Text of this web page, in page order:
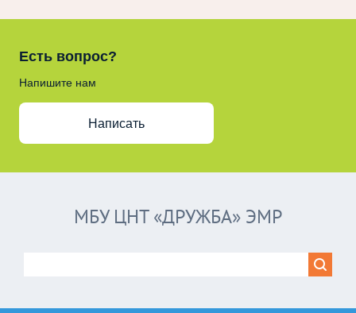
Есть вопрос?
Напишите нам
Написать
МБУ ЦНТ «ДРУЖБА» ЭМР